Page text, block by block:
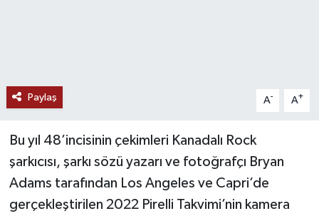
Paylaş A- A+
Bu yıl 48’incisinin çekimleri Kanadalı Rock
şarkıcısı, şarkı sözü yazarı ve fotoğrafçı Bryan
Adams tarafından Los Angeles ve Capri’de
gerçekleştirilen 2022 Pirelli Takvimi’nin kamera